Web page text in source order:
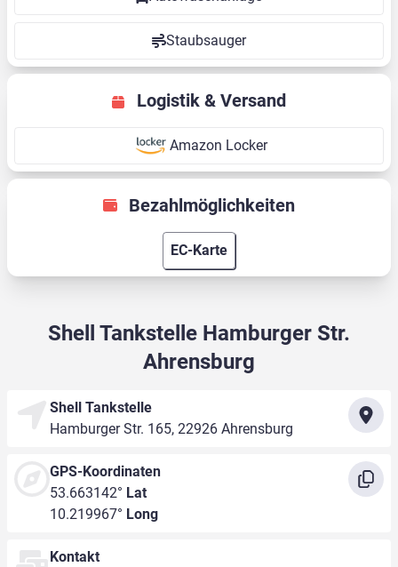
Staubsauger
Logistik & Versand
Amazon Locker
Bezahlmöglichkeiten
EC-Karte
Shell Tankstelle Hamburger Str.
Ahrensburg
Shell Tankstelle
Hamburger Str. 165, 22926 Ahrensburg
GPS-Koordinaten
53.663142° Lat
10.219967° Long
Kontakt